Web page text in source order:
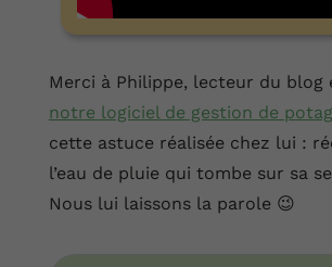
Merci à Philippe, lecteur du blog
notre logiciel de gestion de
cette astuce réalisée chez lui :
l’eau de pluie qui tombe sur sa
Nous lui laissons la parole 😉